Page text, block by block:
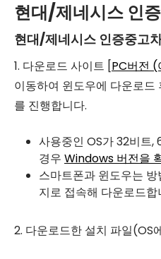
현대/제네시스 인
현대/제네시스 인증중고
1. 다운로드 사이트 [PC버전
이동하여 윈도우에 다운로드
를 진행합니다.
사용중인 OS가 32비트,
경우 Windows 버전을
스마트폰과 윈도우는
지로 접속해 다운로드합
2. 다운로드한 설치 파일(OS